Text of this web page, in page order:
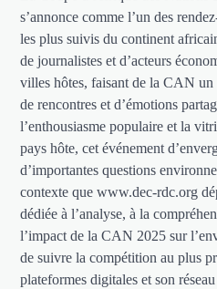
s’annonce comme l’un des
les plus suivis du continent
de journalistes et d’acteurs
villes hôtes, faisant de la CAN
de rencontres et d’émotions
l’enthousiasme populaire et la
pays hôte, cet événement
d’importantes questions
contexte que www.dec-rdc.org
dédiée à l’analyse, à la
l’impact de la CAN 2025 sur
de suivre la compétition au plus
plateformes digitales et son